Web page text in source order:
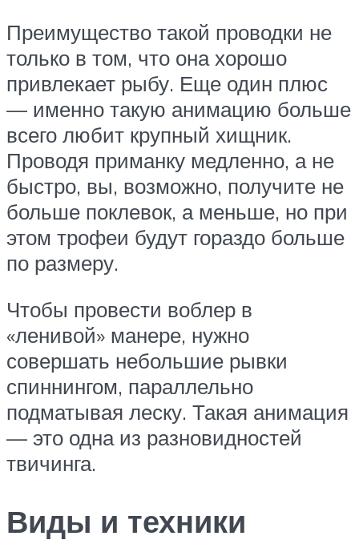
Преимущество такой проводки не
только в том, что она хорошо
привлекает рыбу. Еще один плюс
— именно такую анимацию больше
всего любит крупный хищник.
Проводя приманку медленно, а не
быстро, вы, возможно, получите не
больше поклевок, а меньше, но при
этом трофеи будут гораздо больше
по размеру.
Чтобы провести воблер в
«ленивой» манере, нужно
совершать небольшие рывки
спиннингом, параллельно
подматывая леску. Такая анимация
— это одна из разновидностей
твичинга.
Виды и техники